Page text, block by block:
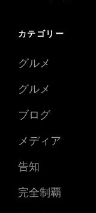
カテゴリー
グルメ
グルメ
ブログ
メディア
告知
完全制覇